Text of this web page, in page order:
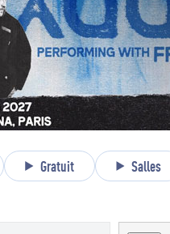
Gratuit Salles